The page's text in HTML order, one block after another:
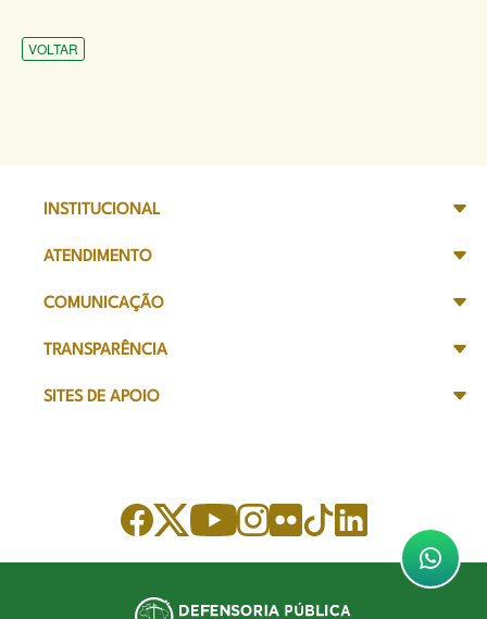
VOLTAR
INSTITUCIONAL
ATENDIMENTO
COMUNICAÇÃO
TRANSPARÊNCIA
SITES DE APOIO